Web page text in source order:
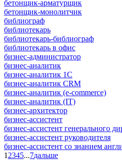
бетонщик-арматурщик
бетонщик-монолитчик
библиограф
библиотекарь
библиотекарь-библиограф
библиотекарь в офис
бизнес-администратор
бизнес-аналитик
бизнес-аналитик 1С
бизнес-аналитик CRM
бизнес-аналитик (e-commerce)
бизнес-аналитик (IT)
бизнес-архитектор
бизнес-ассистент
бизнес-ассистент генерального
бизнес-ассистент руководителя
бизнес-ассистент со знанием
1 2345...7дальше